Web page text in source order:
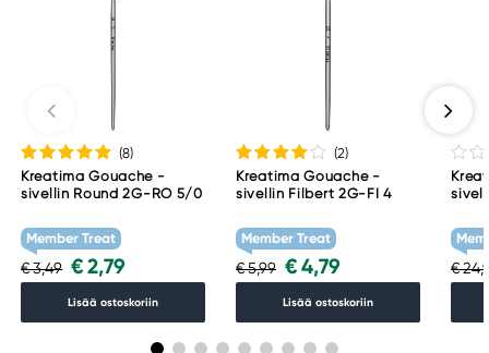
(8)
Kreatima Gouache -
sivellin Round 2G-RO 5/0
Member Treat
€ 3,49 € 2,79
Lisää ostoskoriin
(2)
Kreatima Gouache -
sivellin Filbert 2G-FI 4
Member Treat
€ 5,99 € 4,79
Lisää ostoskoriin
€